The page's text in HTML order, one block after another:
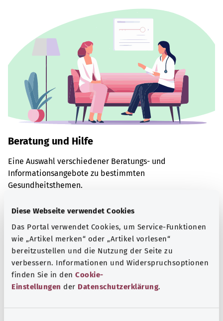
Diese Webseite verwendet Cookies
Das Portal verwendet Cookies, um Service-Funktionen
wie „Artikel merken“ oder „Artikel vorlesen“
bereitzustellen und die Nutzung der Seite zu
verbessern. Informationen und Widerspruchsoptionen
finden Sie in den Cookie-
Einstellungen der Datenschutzerklärung.
Beratung und Hilfe
Eine Auswahl verschiedener Beratungs- und
Informationsangebote zu bestimmten
Gesundheitsthemen.
Mehr erfahren